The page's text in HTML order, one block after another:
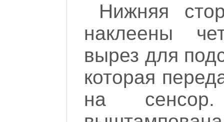
Нижняя
наклеены
вырез для
которая
на